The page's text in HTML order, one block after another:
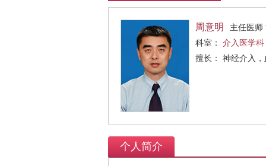
周意明
主任医师
科室： 介入医学科
擅长： 神经介入
个人简介